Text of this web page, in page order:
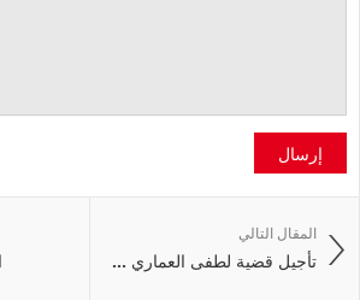
إرسال
المقال التالي
تأجيل قضية لطفى العماري ...